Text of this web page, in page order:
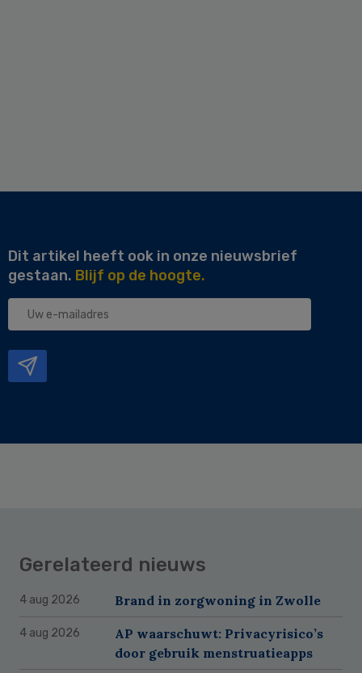
Dit artikel heeft ook in onze nieuwsbrief
gestaan. Blijf op de hoogte.
Uw
Gerelateerd nieuws
4 aug 2026 Brand in zorgwoning in Zwolle
4 aug 2026
AP waarschuwt: Privacyrisico’s
door gebruik menstruatieapps